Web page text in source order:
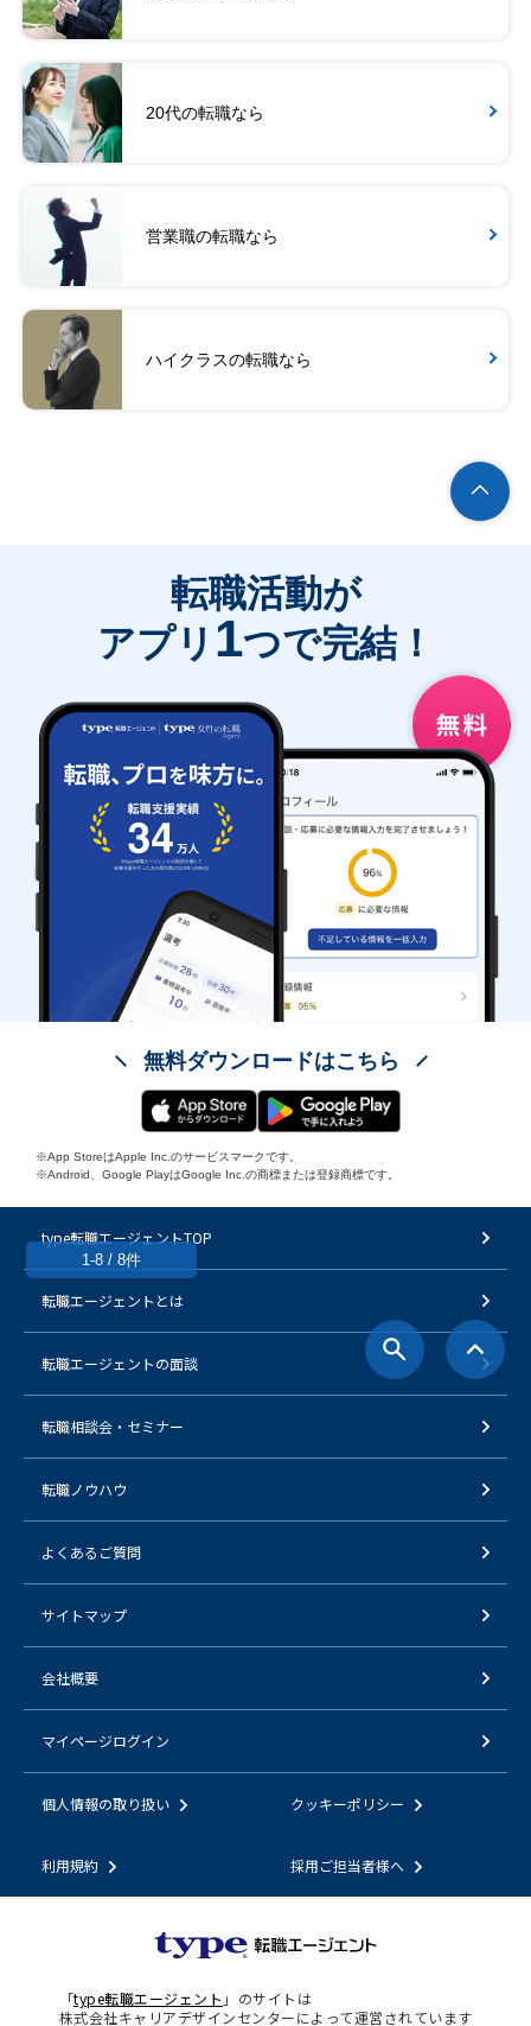
20代の転職なら
営業職の転職なら
ハイクラスの転職なら
1-8 / 8件
転職活動が
アプリ 1つで完結！
無料ダウンロードはこちら
※App StoreはApple Inc.のサービスマークです。
※Android、Google PlayはGoogle Inc.の商標または登録商標です。
type転職エージェントTOP
転職エージェントとは
転職エージェントの面談
転職相談会・セミナー
転職ノウハウ
よくあるご質問
サイトマップ
会社概要
マイページログイン
個人情報の取り扱い クッキーポリシー
利用規約 採用ご担当者様へ
「type転職エージェント 」のサイトは
株式会社キャリアデザインセンターによって運営されています